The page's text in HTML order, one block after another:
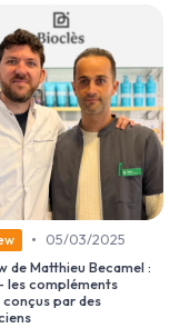
•
05/03/2025
de Matthieu Becamel :
les compléments
par des